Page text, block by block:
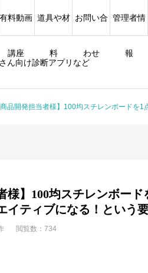
ん向け診断アプリなど
有料動画
講座
道具や材
料
お問い合
わせ
管理者情
報
商品開発担当者様】100均スチレンボードを
様】100均スチレンボー
イティブになる！という
閲覧数：734